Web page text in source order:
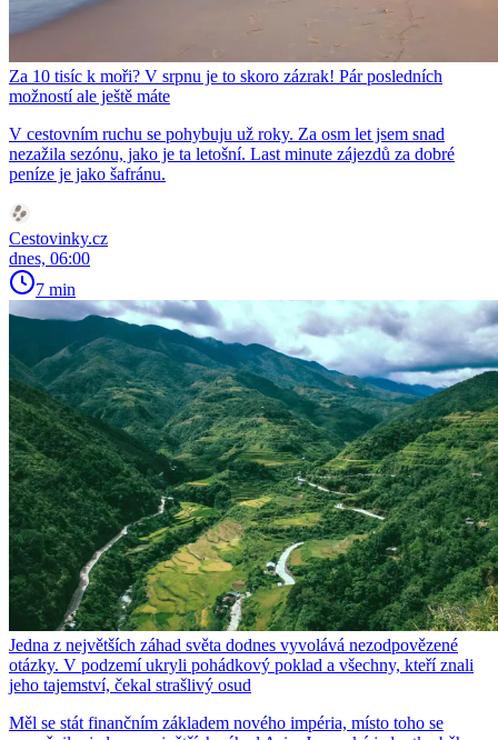
Za 10 tisíc k moři? V srpnu je to skoro zázrak! Pár posledních
možností ale ještě máte
V cestovním ruchu se pohybuju už roky. Za osm let jsem snad
nezažila sezónu, jako je ta letošní. Last minute zájezdů za dobré
peníze je jako šafránu.
Cestovinky.cz
dnes, 06:00
7 min
Jedna z největších záhad světa dodnes vyvolává nezodpovězené
otázky. V podzemí ukryli pohádkový poklad a všechny, kteří znali
jeho tajemství, čekal strašlivý osud
Měl se stát finančním základem nového impéria, místo toho se